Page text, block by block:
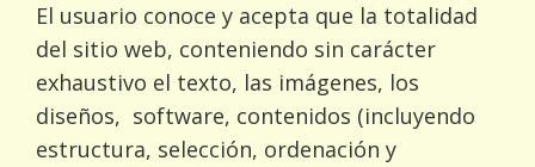
El usuario conoce y acepta que la totalidad
del sitio web, conteniendo sin carácter
exhaustivo el texto, las imágenes, los
diseños, software, contenidos (incluyendo
estructura, selección, ordenación y